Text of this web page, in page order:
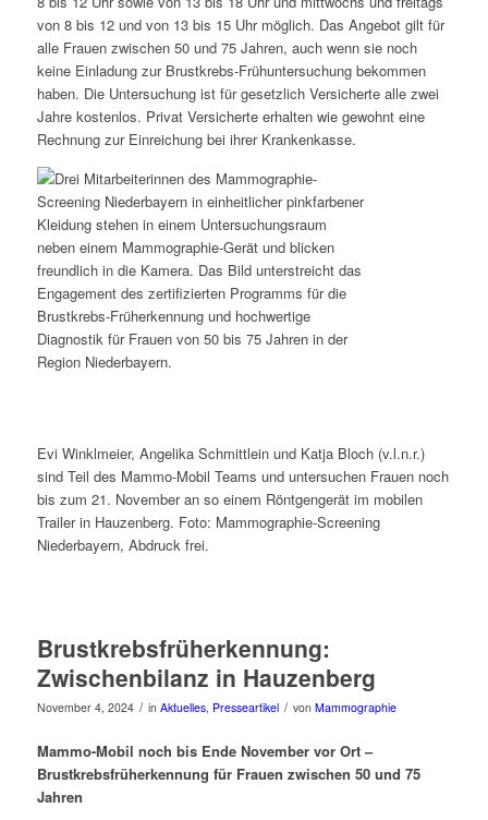
von 8 bis 12 und von 13 bis 15 Uhr möglich. Das Angebot gilt für
alle Frauen zwischen 50 und 75 Jahren, auch wenn sie noch
keine Einladung zur Brustkrebs-Frühuntersuchung bekommen
haben. Die Untersuchung ist für gesetzlich Versicherte alle zwei
Jahre kostenlos. Privat Versicherte erhalten wie gewohnt eine
Rechnung zur Einreichung bei ihrer Krankenkasse.
Evi Winklmeier, Angelika Schmittlein und Katja Bloch (v.l.n.r.)
sind Teil des Mammo-Mobil Teams und untersuchen Frauen noch
bis zum 21. November an so einem Röntgengerät im mobilen
Trailer in Hauzenberg. Foto: Mammographie-Screening
Niederbayern, Abdruck frei.
Brustkrebsfrüherkennung:
Zwischenbilanz in Hauzenberg
November 4, 2024 / in Aktuelles, Presseartikel / von Mammographie
Mammo-Mobil noch bis Ende November vor Ort –
Brustkrebsfrüherkennung für Frauen zwischen 50 und 75
Jahren